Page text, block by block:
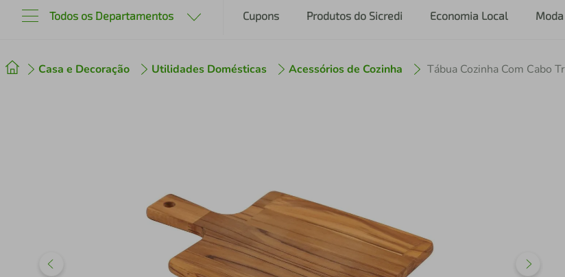
Todos os Departamentos Cupons Produtos do Sicredi Economia Local Moda
Casa e Decoração Utilidades Domésticas Acessórios de Cozinha Tábua Cozinha Com Cabo
º cafeteira